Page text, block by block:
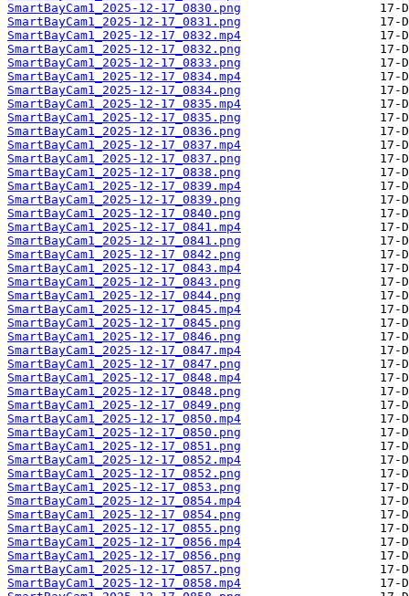
SmartBayCam1_2025-12-17_0830.png
SmartBayCam1_2025-12-17_0831.png
SmartBayCam1_2025-12-17_0832.mp4
SmartBayCam1_2025-12-17_0832.png
SmartBayCam1_2025-12-17_0833.png
SmartBayCam1_2025-12-17_0834.mp4
SmartBayCam1_2025-12-17_0834.png
SmartBayCam1_2025-12-17_0835.mp4
SmartBayCam1_2025-12-17_0835.png
SmartBayCam1_2025-12-17_0836.png
SmartBayCam1_2025-12-17_0837.mp4
SmartBayCam1_2025-12-17_0837.png
SmartBayCam1_2025-12-17_0838.png
SmartBayCam1_2025-12-17_0839.mp4
SmartBayCam1_2025-12-17_0839.png
SmartBayCam1_2025-12-17_0840.png
SmartBayCam1_2025-12-17_0841.mp4
SmartBayCam1_2025-12-17_0841.png
SmartBayCam1_2025-12-17_0842.png
SmartBayCam1_2025-12-17_0843.mp4
SmartBayCam1_2025-12-17_0843.png
SmartBayCam1_2025-12-17_0844.png
SmartBayCam1_2025-12-17_0845.mp4
SmartBayCam1_2025-12-17_0845.png
SmartBayCam1_2025-12-17_0846.png
SmartBayCam1_2025-12-17_0847.mp4
SmartBayCam1_2025-12-17_0847.png
SmartBayCam1_2025-12-17_0848.mp4
SmartBayCam1_2025-12-17_0848.png
SmartBayCam1_2025-12-17_0849.png
SmartBayCam1_2025-12-17_0850.mp4
SmartBayCam1_2025-12-17_0850.png
SmartBayCam1_2025-12-17_0851.png
SmartBayCam1_2025-12-17_0852.mp4
SmartBayCam1_2025-12-17_0852.png
SmartBayCam1_2025-12-17_0853.png
SmartBayCam1_2025-12-17_0854.mp4
SmartBayCam1_2025-12-17_0854.png
SmartBayCam1_2025-12-17_0855.png
SmartBayCam1_2025-12-17_0856.mp4
SmartBayCam1_2025-12-17_0856.png
SmartBayCam1_2025-12-17_0857.png
SmartBayCam1_2025-12-17_0858.mp4